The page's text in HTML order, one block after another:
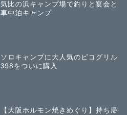
気比の浜キャンプ場で釣りと宴会と
車中泊キャンプ
ソロキャンプに大人気のピコグリル
398をついに購入
【大阪ホルモン焼きめぐり】持ち帰